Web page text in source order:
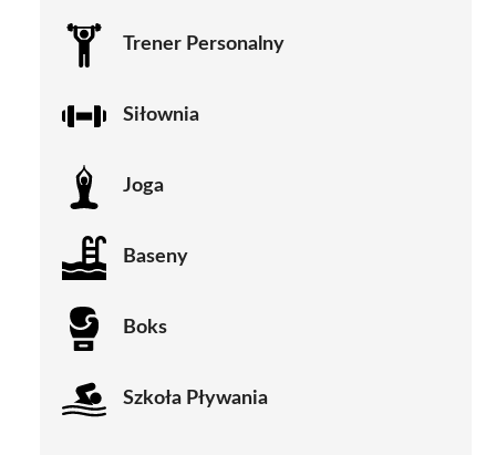
Trener Personalny
Siłownia
Joga
Baseny
Boks
Szkoła Pływania